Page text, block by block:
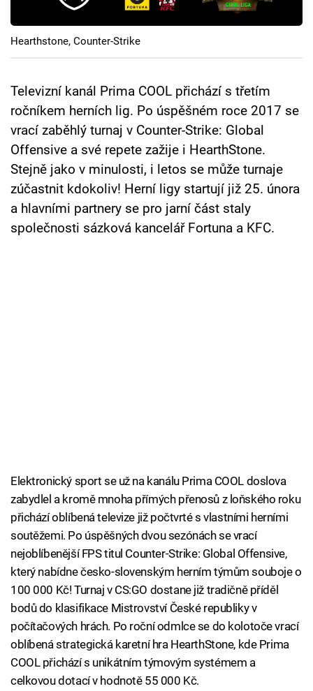
Cool Esport
Pořady
TV Program
Sledujte prima+
Sledujte nás
Hearthstone, Counter-Strike
Televizní kanál Prima COOL přichází s třetím
ročníkem herních lig. Po úspěšném roce 2017 se
vrací zaběhlý turnaj v Counter-Strike: Global
Offensive a své repete zažije i HearthStone.
Stejně jako v minulosti, i letos se může turnaje
zúčastnit kdokoliv! Herní ligy startují již 25. února
a hlavními partnery se pro jarní část staly
společnosti sázková kancelář Fortuna a KFC.
Elektronický sport se už na kanálu Prima COOL doslova
zabydlel a kromě mnoha přímých přenosů z loňského roku
přichází oblíbená televize již počtvrté s vlastními herními
soutěžemi. Po úspěšných dvou sezónách se vrací
nejoblíbenější FPS titul Counter-Strike: Global Offensive,
který nabídne česko-slovenským herním týmům souboje o
100 000 Kč! Turnaj v CS:GO dostane již tradičně příděl
bodů do klasifikace Mistrovství České republiky v
počítačových hrách. Po roční odmlce se do kolotoče vrací
oblíbená strategická karetní hra HearthStone, kde Prima
COOL přichází s unikátním týmovým systémem a
celkovou dotací v hodnotě 55 000 Kč.